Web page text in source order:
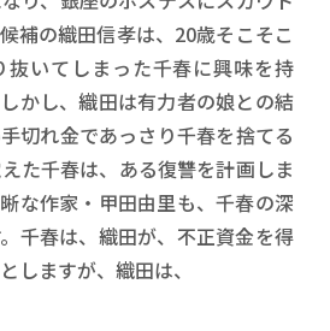
補の織田信孝は、20歳そこそこ
抜いてしまった千春に興味を持
かし、織田は有力者の娘との結
切れ金であっさり千春を捨てる
た千春は、ある復讐を計画しま
な作家・甲田由里も、千春の深
千春は、織田が、不正資金を得
しますが、織田は、